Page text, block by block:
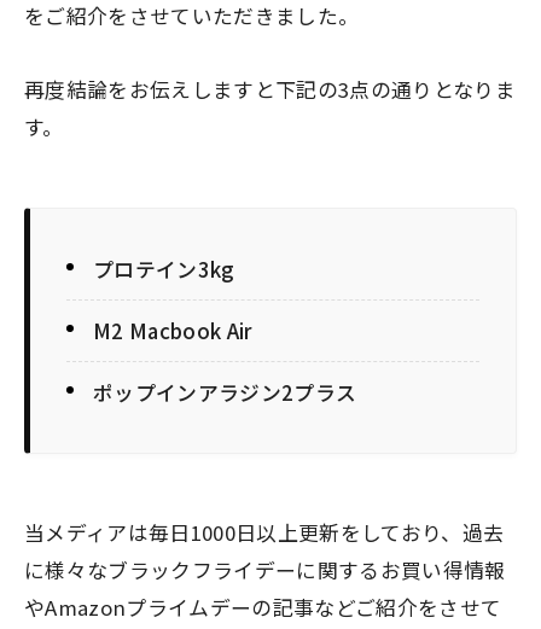
をご紹介をさせていただきました。
再度結論をお伝えしますと下記の3点の通りとなりま
す。
プロテイン3kg
M2 Macbook Air
ポップインアラジン2プラス
当メディアは毎日1000日以上更新をしており、過去
に様々なブラックフライデーに関するお買い得情報
やAmazonプライムデーの記事などご紹介をさせて